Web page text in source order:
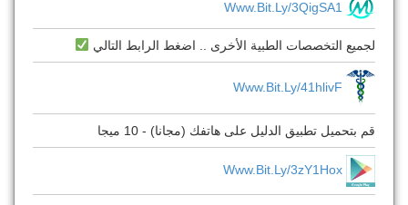
Www.bit.ly/3QigSA1
لجميع التخصصات الطبية الأخرى .. اضغط الرابط التالي
Www.bit.ly/41hlivF
قم بتحميل تطبيق الدليل على هاتفك (مجانا) - 10 ميجا
Www.bit.ly/3zY1Hox